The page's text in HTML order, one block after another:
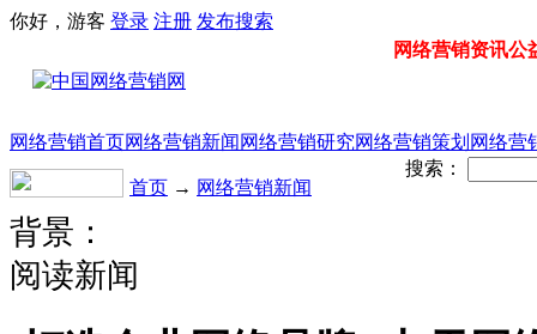
你好，游客 登录 注册 发布搜索
网络营销资讯公
网络营销首页网络营销新闻 网络营销研究网络营销策划 网络营
首页 → 网络营销新闻
搜索：
背景：
阅读新闻